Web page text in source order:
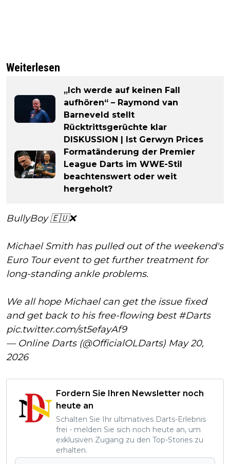
Weiterlesen
„Ich werde auf keinen Fall
aufhören“ – Raymond van
Barneveld stellt
Rücktrittsgerüchte klar
DISKUSSION | Ist Gerwyn Prices
Formatänderung der Premier
League Darts im WWE-Stil
beachtenswert oder weit
hergeholt?
BullyBoy 🇪🇺❌
Michael Smith has pulled out of the weekend's
Euro Tour event to get further treatment for
long-standing ankle problems.
We all hope Michael can get the issue fixed
and get back to his free-flowing best#Darts
pic.twitter.com/st5efayAf9
— Online Darts (@OfficialOLDarts) May 20,
2026
Fordern Sie Ihren Newsletter noch
heute an
Schalten Sie Ihr ultimatives Darts-Erlebnis
frei - melden Sie sich noch heute an, um
exklusiven Zugang zu den Top-Stories zu
erhalten.